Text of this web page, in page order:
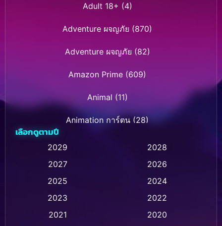
Adult 18+ (4)
Adventure ผจญภัย (870)
Adventure ผจญภัย (82)
Amazon Prime (609)
Animal (11)
Animation การ์ตูน(28)
Animation การ์ตูน (235)
Animation การ์ตูน (32)
Animation แอนิเมชั่น (1)
เลือกดูตามปี
2029
2028
2027
2026
2025
2024
2023
2022
2021
2020